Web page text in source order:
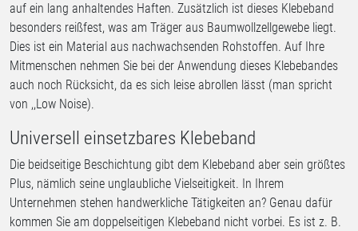
auf ein lang anhaltendes Haften. Zusätzlich ist dieses Klebeband
besonders reißfest, was am Träger aus Baumwollzellgewebe liegt.
Dies ist ein Material aus nachwachsenden Rohstoffen. Auf Ihre
Mitmenschen nehmen Sie bei der Anwendung dieses Klebebandes
auch noch Rücksicht, da es sich leise abrollen lässt (man spricht
von ,,Low Noise).
Universell einsetzbares Klebeband
Die beidseitige Beschichtung gibt dem Klebeband aber sein größtes
Plus, nämlich seine unglaubliche Vielseitigkeit. In Ihrem
Unternehmen stehen handwerkliche Tätigkeiten an? Genau dafür
kommen Sie am doppelseitigen Klebeband nicht vorbei. Es ist z. B.